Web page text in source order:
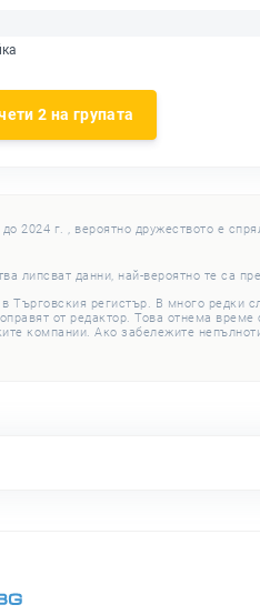
2 на групата
г. , вероятно дружеството е
липсват данни, най-вероятно те са
Търговския регистър. В много
от редактор. Това отнема време
компании. Ако забележите